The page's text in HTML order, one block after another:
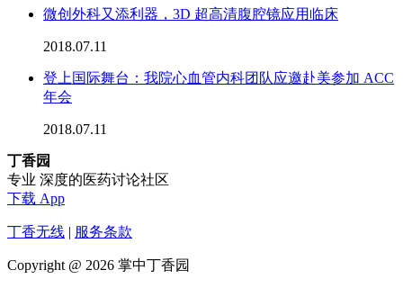
微创外科又添利器，3D 超高清腹腔镜应用临床
2018.07.11
登上国际舞台：我院心血管内科团队应邀赴美参加 ACC
年会
2018.07.11
丁香园
专业 深度的医药讨论社区
下载 App
丁香无线 | 服务条款
Copyright @ 2026 掌中丁香园